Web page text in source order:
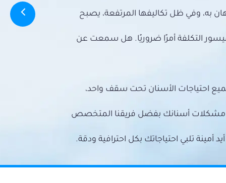
به، وفي ظل تكاليفها المرتفعة، يصبح
التكلفة أمرًا ضروريًا. هل سمعت عن
احتياجات الأسنان تحت سقف واحد،
مشكلات أسنانك بفضل فريقنا المتخصص
تلبي احتياجاتك بكل احترافية ودقة.